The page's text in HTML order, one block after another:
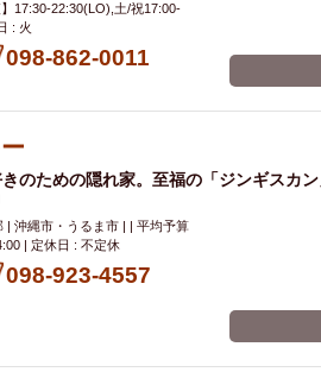
17:30-22:30(LO),土/祝17:00-
: 火
098-862-0011
のための隠れ家。至福の「ジンギスカ
| 沖縄市・うるま市 | | 平均予算
| 定休日 : 不定休
098-923-4557